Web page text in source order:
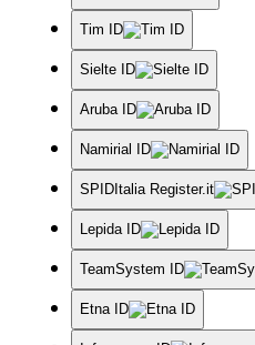
Tim ID
Sielte ID
Aruba ID
Namirial ID
SPIDItalia Register.it
Lepida ID
TeamSystem ID
Etna ID